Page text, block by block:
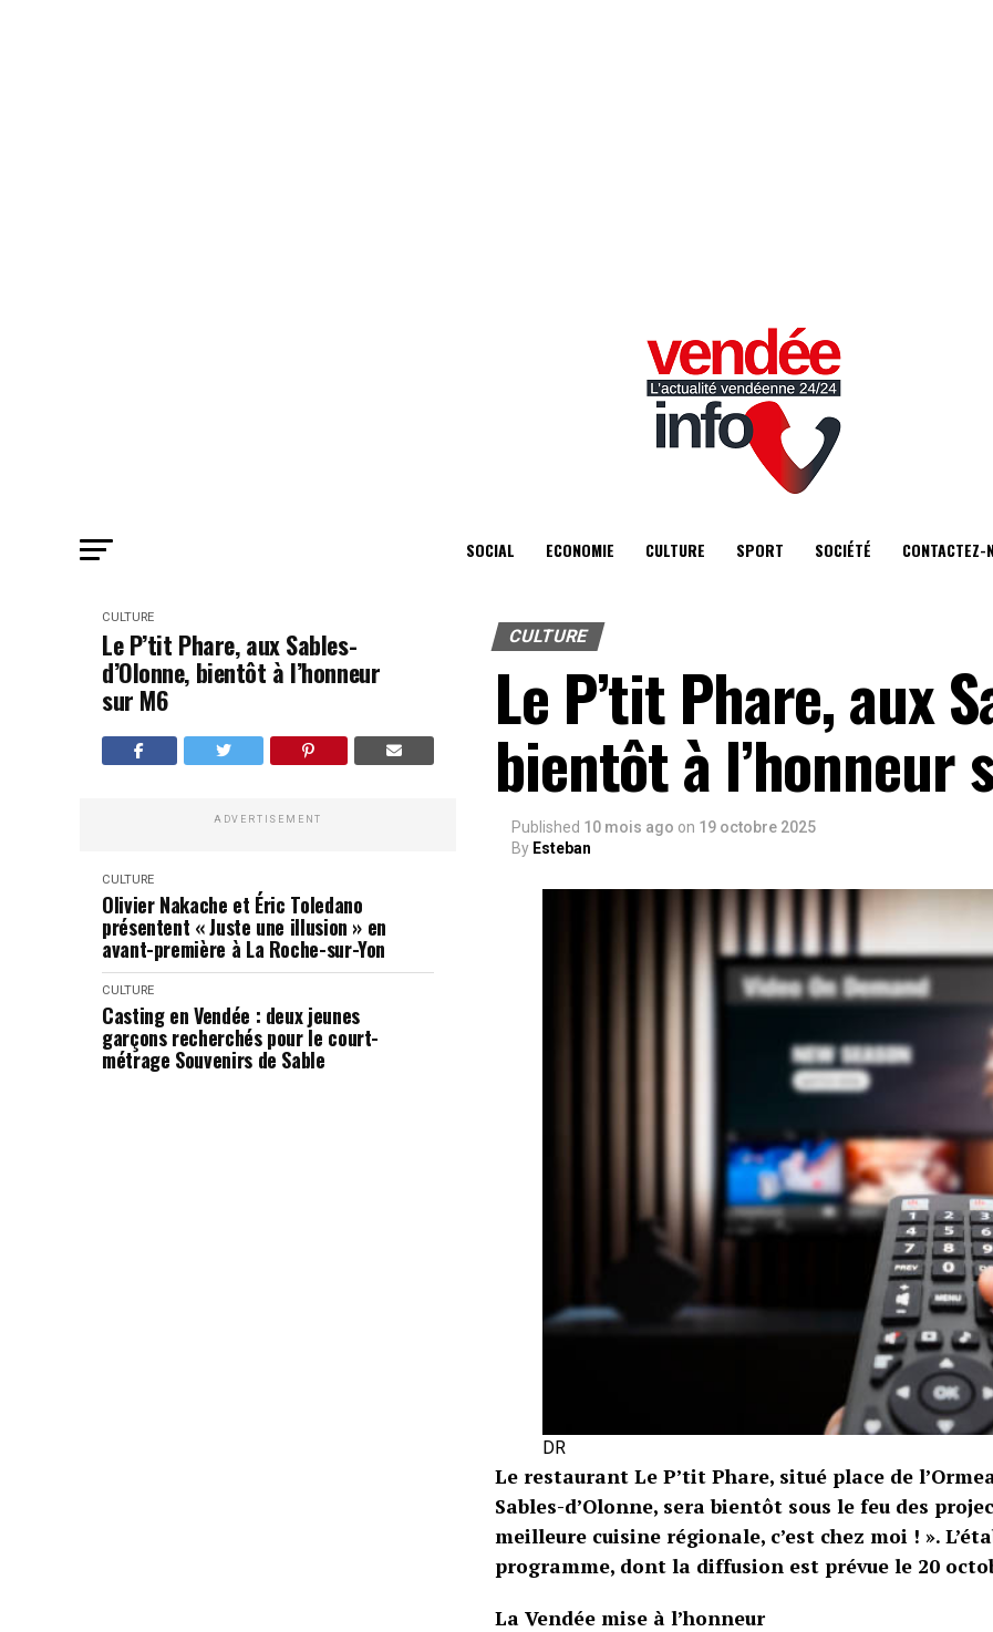
SOCIAL ECONOMIE CULTURE SPORT SOCIÉTÉ CONTACTEZ-
CULTURE
Le P’tit Phare, aux Sables-
d’Olonne, bientôt à l’honneur
sur M6
ADVERTISEMENT
CULTURE
Olivier Nakache et Éric Toledano
présentent « Juste une illusion » en
avant-première à La Roche-sur-Yon
CULTURE
Casting en Vendée : deux jeunes
garçons recherchés pour le court-
métrage Souvenirs de Sable
CULTURE
Le P’tit Phare, aux
bientôt à l’honneur
Published 10 mois ago on 19 octobre 2025
By Esteban
DR
Le restaurant Le P’tit Phare, situé place de
Sables-d’Olonne, sera bientôt sous le feu des
meilleure cuisine régionale, c’est chez moi ! ».
programme, dont la diffusion est prévue le 20
La Vendée mise à l’honneur